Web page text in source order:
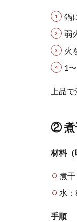
鍋
弱
火
1
上品
② 煮
材料（
煮
水
手順